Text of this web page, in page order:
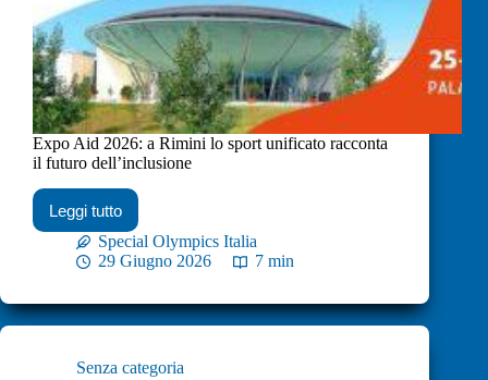
Expo Aid 2026: a Rimini lo sport unificato racconta
il futuro dell’inclusione
Leggi tutto
Special Olympics Italia
29 Giugno 2026
7 min
Senza categoria